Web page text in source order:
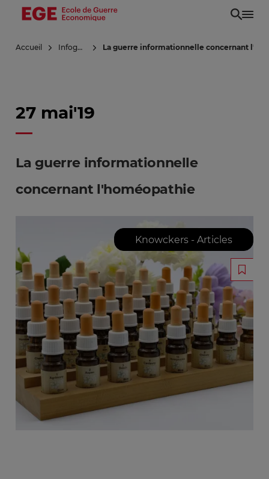
Aller
principal
Accueil Infoguerre La guerre informationnelle concernant
27 mai'19
La guerre informationnelle
concernant l'homéopathie
Knowckers - Articles